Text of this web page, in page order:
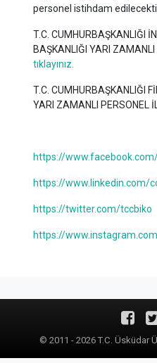
personel istihdam
T.C. CUMHURBAŞKANLIĞI
BAŞKANLIĞI YARI
tıklayınız.
T.C. CUMHURBAŞKANLIĞI
YARI ZAMANLI PERSONEL
https://
https://www.linkedin.com/
https://twitter.com/tccbiko
https://
© 2011 - 2026 T.C. Üsküdar